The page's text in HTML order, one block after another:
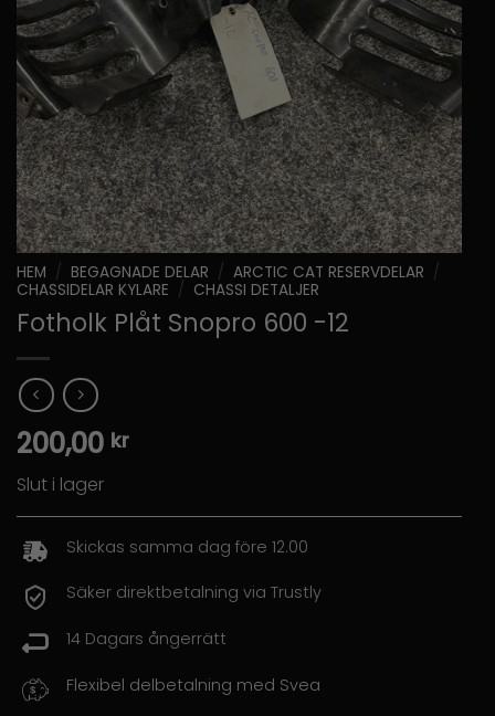
HEM / BEGAGNADE DELAR / ARCTIC CAT RESERVDELAR /
CHASSIDELAR KYLARE / CHASSI DETALJER
Fotholk Plåt Snopro 600 -12
200,00 kr
Slut i lager
Skickas samma dag före 12.00
Säker direktbetalning via Trustly
14 Dagars ångerrätt
Flexibel delbetalning med Svea